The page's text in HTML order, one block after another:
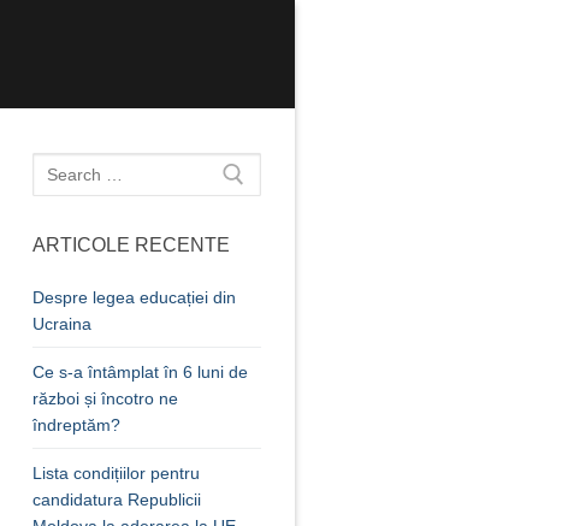
Caută
după:
ARTICOLE RECENTE
Despre legea educației din
Ucraina
Ce s-a întâmplat în 6 luni de
război și încotro ne
îndreptăm?
Lista condițiilor pentru
candidatura Republicii